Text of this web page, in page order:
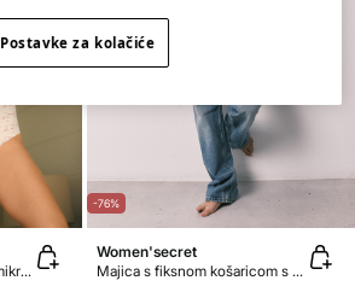
Gaćice visokog struka od mikrofibre s uzorkom zmijske kože i čistim rubom
-76%
Women'secret
Majica s fiksnom košaricom s uzorkom zmijske kože
Postavke za kolačiće